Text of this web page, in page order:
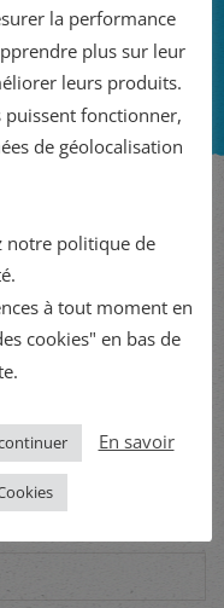
un CE…
la performance
plus sur leur
leurs produits.
puissent fonctionner,
de géolocalisation
notre politique de
à tout moment en
cookies" en bas de
En savoir